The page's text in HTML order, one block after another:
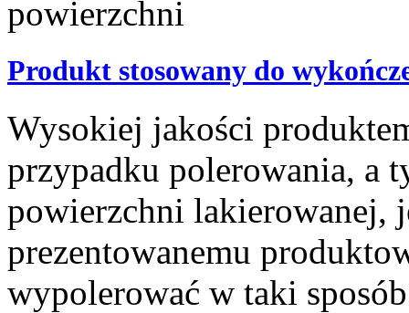
Produkt stosowany do
Wysokiej jakości
przypadku polerowania, a
powierzchni lakierowanej,
prezentowanemu
wypolerować w taki